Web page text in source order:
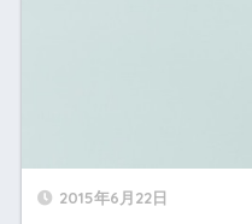
2015年6月22日